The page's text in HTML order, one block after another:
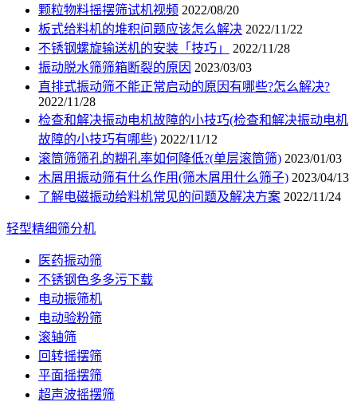
颗粒物料摇摆筛试机视频 2022/08/20
板式给料机的堆积问题应该怎么解决 2022/11/22
不锈钢螺旋输送机的安装「技巧」
2022/11/28
振动脱水筛筛箱断裂的原因 2023/03/03
直排式振动筛不能正常启动的原因有哪些?怎么解决?
2022/11/28
检查和解决振动电机故障的小技巧(检查和解决振动电机
故障的小技巧有哪些) 2022/11/12
滚筒筛筛孔的糊孔率如何降低?(单层滚筒筛) 2023/01/03
木屑用振动筛有什么作用(筛木屑用什么筛子) 2023/04/13
了解电磁振动给料机常见的问题及解决方案 2022/11/24
轻型精细筛分机
医药振动筛
不锈钢色多多污下载
电动振筛机
电动验粉筛
滚轴筛
回转摇摆筛
平面摇摆筛
超声波摇摆筛